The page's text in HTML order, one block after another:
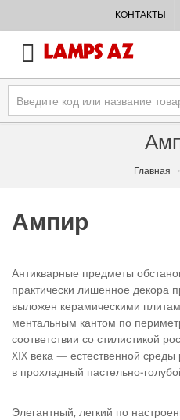
КОНТАКТЫ
Главная
Ампир
Антикварные предметы
практически лишенное декора
выложен кера­мическими
ментальным кантом по
соответствии со стилистикой
XIX века — есте­ственной
в прохладный пастельно-
Элегантный, легкий по